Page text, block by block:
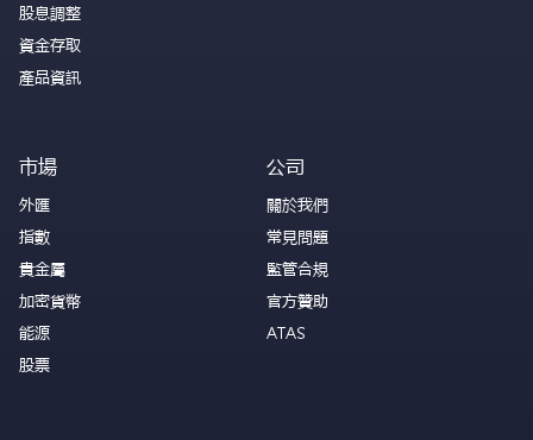
股息調整
資金存取
產品資訊
市場
外匯
指數
貴金屬
加密貨幣
能源
股票
公司
關於我們
常見問題
監管合規
官方贊助
ATAS